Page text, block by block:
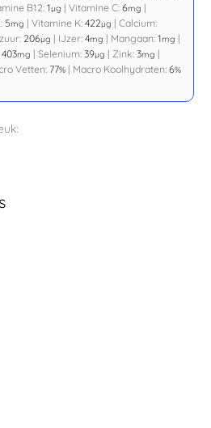
B12:1µg |Vitamine C:6mg |
5mg |Vitamine K:422µg |Calcium:
206µg | IJzer:4mg | Mangaan:1mg |
403mg |Selenium:39µg | Zink:3mg |
Vetten: 77% | Macro Koolhydraten:6%